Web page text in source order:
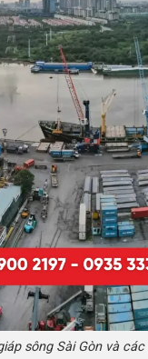
sông Sài Gòn và